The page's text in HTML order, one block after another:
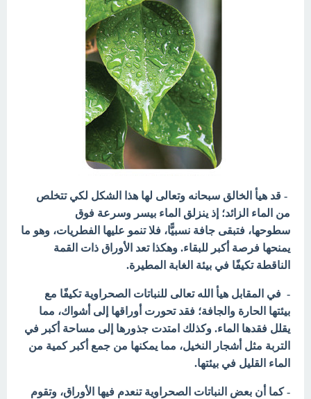
- قد هيأ الخالق سبحانه وتعالى لها هذا الشكل لكي تتخلص
من الماء الزائد؛ إذ ينزلق الماء بيسر وسرعة فوق
سطوحها، فتبقى جافة نسبيًّا، فلا تنمو عليها الفطريات، وهو ما
يمنحها فرصة أكبر للبقاء. وهكذا تعد الأوراق ذات القمة
الناقطة تكيفًا في بيئة الغابة المطيرة.
- في المقابل هيأ الله تعالى للنباتات الصحراوية تكيفًا مع
بيئتها الحارة والجافة؛ فقد تحورت أوراقها إلى أشواك، مما
يقلل فقدها الماء. وكذلك امتدت جذورها إلى مساحة أكبر في
التربة مثل أشجار النخيل، مما يمكنها من جمع أكبر كمية من
الماء القليل في بيئتها.
- كما أن بعض النباتات الصحراوية تنعدم فيها الأوراق، وتقوم